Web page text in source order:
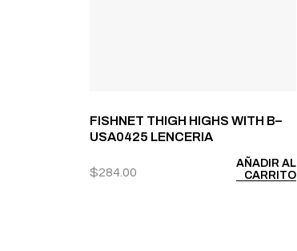
FISHNET THIGH HIGHS WITH B–
USA0425 LENCERIA
$284.00
AÑADIR AL
CARRITO